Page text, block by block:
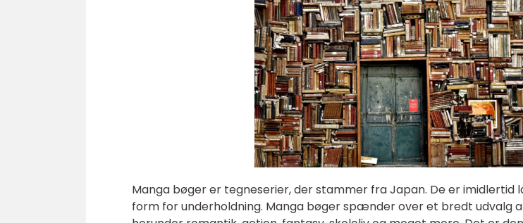
Manga bøger er tegneserier, der stammer fra Japan. De er imidlertid
form for underholdning. Manga bøger spænder over et bredt udvalg